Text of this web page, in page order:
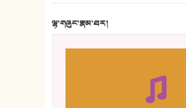
10. ཆང་གཞས། ༣
ལྷ་གཞུང་རྣམ་ཐར།